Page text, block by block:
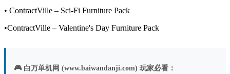
• ContractVille – Sci-Fi Furniture Pack
•ContractVille – Valentine's Day Furniture Pack
🎮 白万单机网 (www.baiwandanji.com) 玩家必看：